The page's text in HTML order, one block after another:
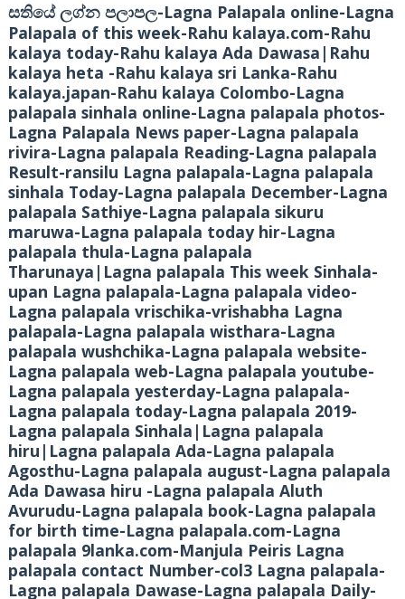
සතියේ ලග්න පලාපල-Lagna Palapala online-Lagna
Palapala of this week-Rahu kalaya.com-Rahu
kalaya today-Rahu kalaya Ada Dawasa|Rahu
kalaya heta -Rahu kalaya sri Lanka-Rahu
kalaya.japan-Rahu kalaya Colombo-Lagna
palapala sinhala online-Lagna palapala photos-
Lagna Palapala News paper-Lagna palapala
rivira-Lagna palapala Reading-Lagna palapala
Result-ransilu Lagna palapala-Lagna palapala
sinhala Today-Lagna palapala December-Lagna
palapala Sathiye-Lagna palapala sikuru
maruwa-Lagna palapala today hir-Lagna
palapala thula-Lagna palapala
Tharunaya|Lagna palapala This week Sinhala-
upan Lagna palapala-Lagna palapala video-
Lagna palapala vrischika-vrishabha Lagna
palapala-Lagna palapala wisthara-Lagna
palapala wushchika-Lagna palapala website-
Lagna palapala web-Lagna palapala youtube-
Lagna palapala yesterday-Lagna palapala-
Lagna palapala today-Lagna palapala 2019-
Lagna palapala Sinhala|Lagna palapala
hiru|Lagna palapala Ada-Lagna palapala
Agosthu-Lagna palapala august-Lagna palapala
Ada Dawasa hiru -Lagna palapala Aluth
Avurudu-Lagna palapala book-Lagna palapala
for birth time-Lagna palapala.com-Lagna
palapala 9lanka.com-Manjula Peiris Lagna
palapala contact Number-col3 Lagna palapala-
Lagna palapala Dawase-Lagna palapala Daily-